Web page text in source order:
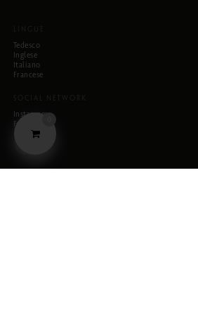
Tedesco
Inglese
Italiano
Francese
Instagram
Facebook